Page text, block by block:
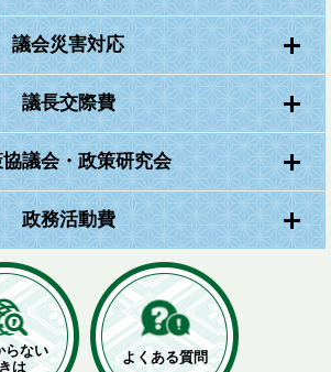
議会災害対応
議長交際費
議会・政策研究会
政務活動費
らない
は
よくある質問